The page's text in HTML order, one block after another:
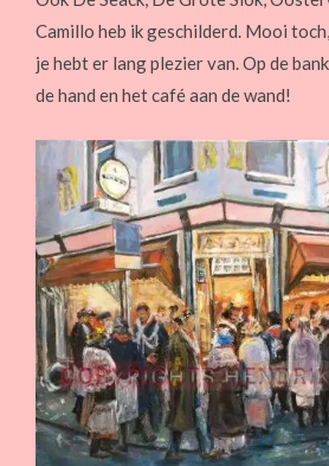
Camillo heb ik geschilderd. Mooi
je hebt er lang plezier van. Op de
de hand en het café aan de wand!